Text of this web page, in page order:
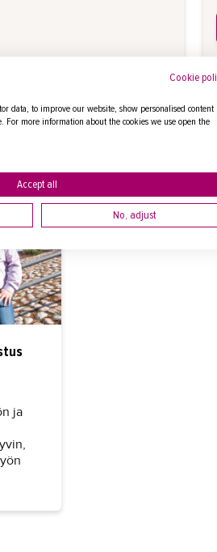
vahvistamalla
ja
Cookie
data, to improve our website, show personalised content
For more information about the cookies we use open the
Accept all
No, adjust